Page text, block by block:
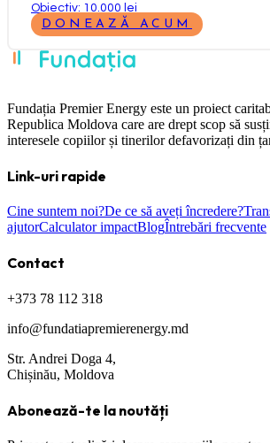
Obiectiv: 10.000 lei
DONEAZĂ ACUM
Fundația Premier Energy este un proiect
Republica Moldova care are drept scop să
interesele copiilor și tinerilor defavorizați din
Link-uri rapide
Cine suntem noi?De ce să aveți încredere?
ajutorCalculator impactBlogÎntrebări frecvente
Contact
+373 78 112 318
info@fundatiapremierenergy.md
Str. Andrei Doga 4,
Chișinău, Moldova
Abonează-te la noutăți